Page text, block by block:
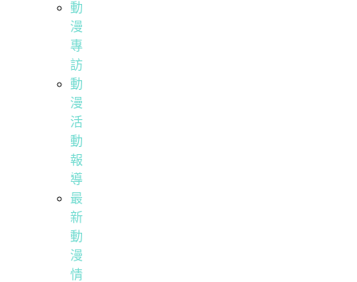
動
漫
專
訪
動
漫
活
動
報
導
最
新
動
漫
情